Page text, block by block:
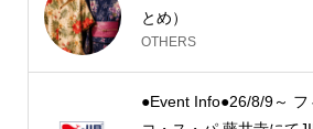
とめ）
OTHERS
●Event Info●26/8/9～